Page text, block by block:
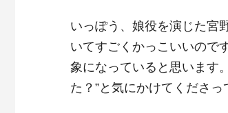
いっぽう、娘役を演じた宮
いてすごくかっこいいので
象になっていると思います
た？”と気にかけてくださ